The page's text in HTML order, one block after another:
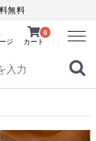
無料
0
カート
ジ
Menu